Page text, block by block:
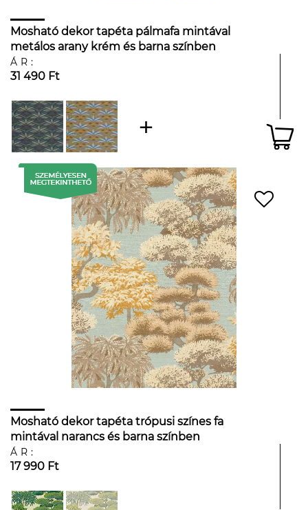
Mosható dekor tapéta pálmafa mintával
metálos arany krém és barna színben
ÁR:
31 490 Ft
Mosható dekor tapéta trópusi színes fa
mintával narancs és barna színben
kacsatojáskék háttéren
ÁR:
17 990 Ft